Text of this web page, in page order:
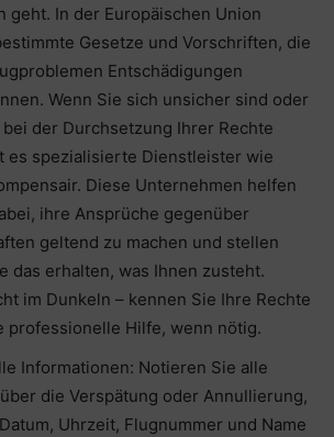
geht. In der Europäischen Union
Gesetze und Vorschriften, die
Entschädigungen
Wenn Sie sich unsicher sind oder
der Durchsetzung Ihrer Rechte
es spezialisierte Dienstleister wie
Diese Unternehmen helfen
ihre Ansprüche gegenüber
geltend zu machen und stellen
das erhalten, was Ihnen zusteht.
im Dunkeln – kennen Sie Ihre Rechte
professionelle Hilfe, wenn nötig.
Informationen: Notieren Sie alle
die Verspätung oder Annullierung,
Uhrzeit, Flugnummer und Name